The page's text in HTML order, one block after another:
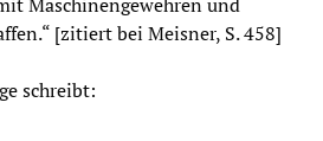
[zitiert bei Meisner, S. 458]
schreibt: